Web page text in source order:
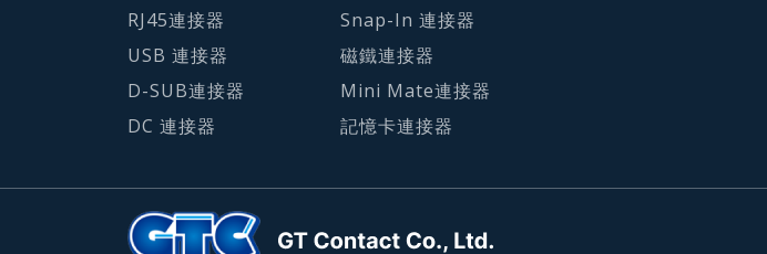
RJ45連接器
USB 連接器
D-SUB連接器
DC 連接器
Snap-In 連接器
磁鐵連接器
Mini Mate連接器
記憶卡連接器